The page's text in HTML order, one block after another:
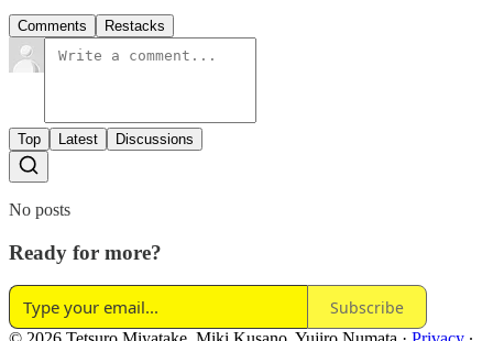
Comments Restacks
Top Latest Discussions
No posts
Ready for more?
Subscribe